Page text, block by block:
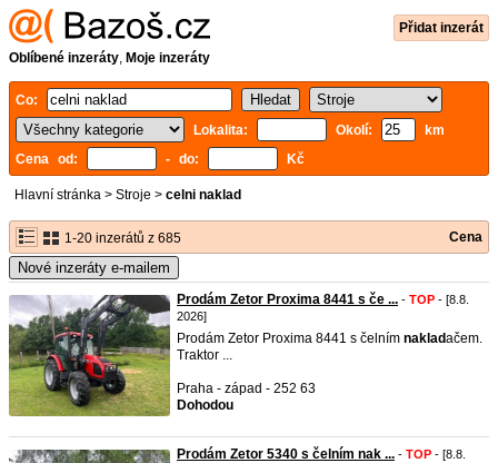
Přidat inzerát
Oblíbené inzeráty, Moje inzeráty
Co:
Lokalita:
Okolí:
km
Cena od:
- do: Kč
Hlavní stránka > Stroje > celni naklad
1-20 inzerátů z 685 Cena
Nové inzeráty e-mailem
Prodám Zetor Proxima 8441 s če ... - TOP - [8.8.
2026]
Prodám Zetor Proxima 8441 s čelním nakladačem.
Traktor ...
Praha - západ - 252 63
Dohodou
Prodám Zetor 5340 s čelním nak ... - TOP - [8.8.